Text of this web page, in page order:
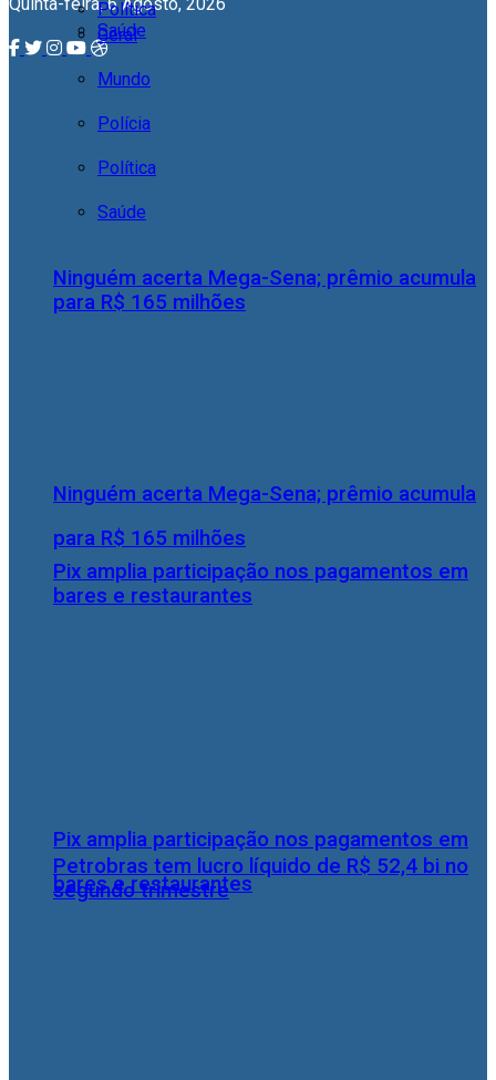
Geral
Mundo
Polícia
Política
Saúde
Ninguém acerta Mega-Sena; prêmio acumula
para R$ 165 milhões
Pix amplia participação nos pagamentos em
bares e restaurantes
Política
Saúde
Ninguém acerta Mega-Sena; prêmio acumula
para R$ 165 milhões
Pix amplia participação nos pagamentos em
bares e restaurantes
Petrobras tem lucro líquido de R$ 52,4 bi no
segundo trimestre